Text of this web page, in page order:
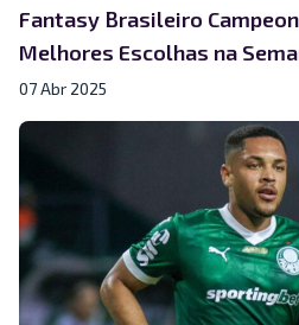
Fantasy Brasileiro
Melhores Escolhas na
07 Abr 2025